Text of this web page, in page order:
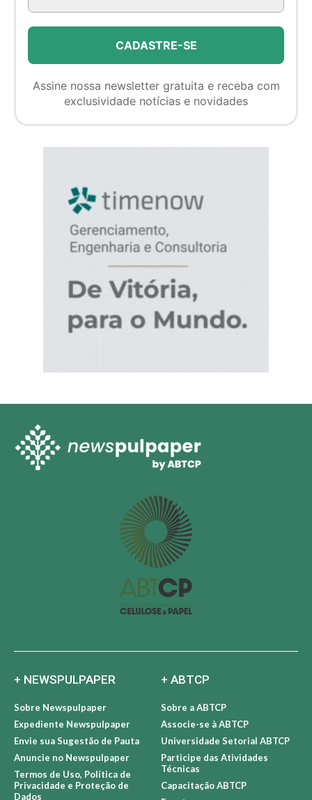
Assine nossa newsletter gratuita e receba com
exclusividade notícias e novidades
+ NEWSPULPAPER
Sobre Newspulpaper
Expediente Newspulpaper
Envie sua Sugestão de Pauta
Anuncie no Newspulpaper
Termos de Uso, Política de
Privacidade e Proteção de
Dados
+ ABTCP
Sobre a ABTCP
Associe-se à ABTCP
Universidade Setorial ABTCP
Participe das Atividades
Técnicas
Capacitação ABTCP